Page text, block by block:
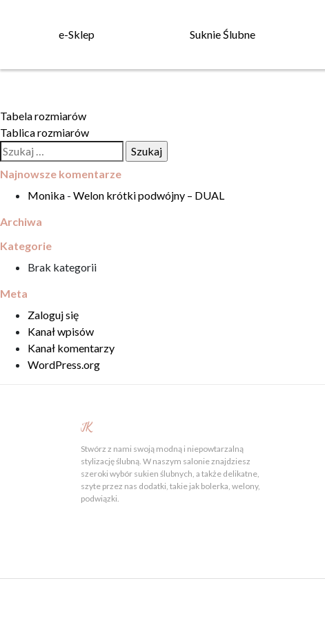
e-Sklep Suknie Ślubne
Nawigacja
wpisu
Tabela rozmiarów
Tablica rozmiarów
Szukaj:
Najnowsze komentarze
Monika - Welon krótki podwójny – DUAL
Archiwa
Kategorie
Brak kategorii
Meta
Zaloguj się
Kanał wpisów
Kanał komentarzy
WordPress.org
JK
Stwórz z nami swoją modną i niepowtarzalną
stylizację ślubną. W naszym salonie znajdziesz
szeroki wybór sukien ślubnych, a także delikatne,
szyte przez nas dodatki, takie jak bolerka, welony,
podwiązki.